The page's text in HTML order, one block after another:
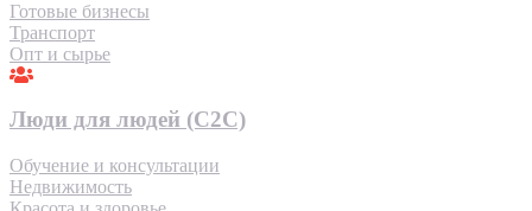
Готовые бизнесы
Транспорт
Опт и сырье
Люди для людей (С2С)
Обучение и консультации
Недвижимость